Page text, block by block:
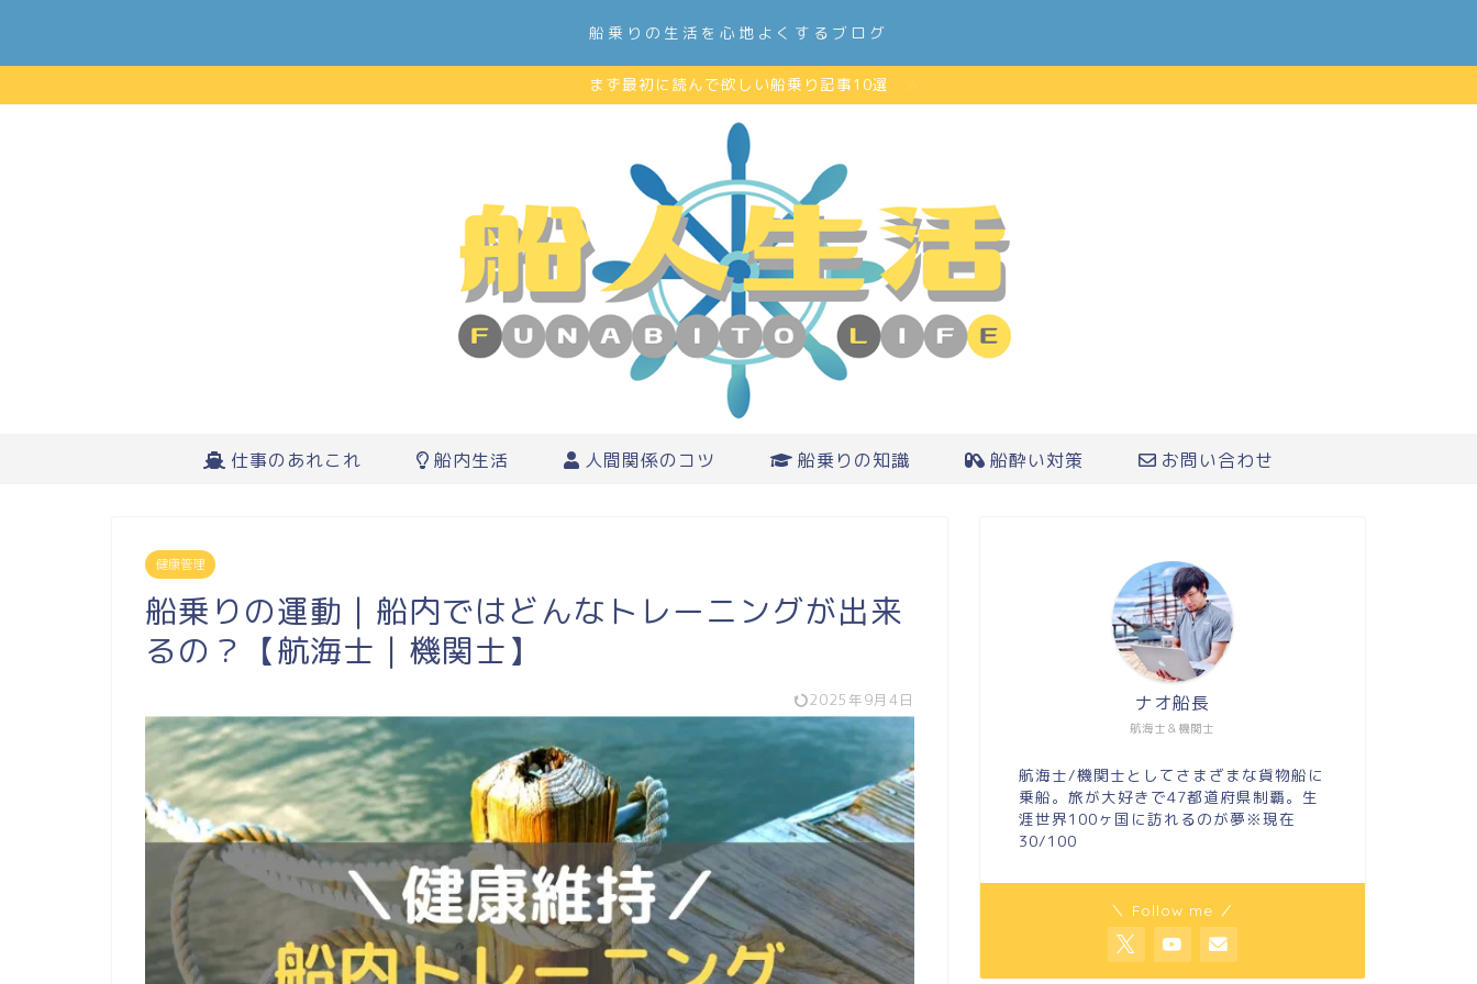
船乗りの生活を心地よくするブログ
まず最初に読んで欲しい船乗り記事10選
仕事のあれこれ 船内生活 人間関係のコツ 船乗りの知識 船酔い対策 お問い合わせ
健康管理
船乗りの運動｜船内ではどんなトレーニングが出来
るの？【航海士｜機関士】
2025年9月4日
航海士＆機関士
ナオ船長
航海士/機関士としてさまざまな貨物船に
乗船。旅が大好きで47都道府県制覇。生
涯世界100ヶ国に訪れるのが夢※現在
30/100
＼ Follow me ／